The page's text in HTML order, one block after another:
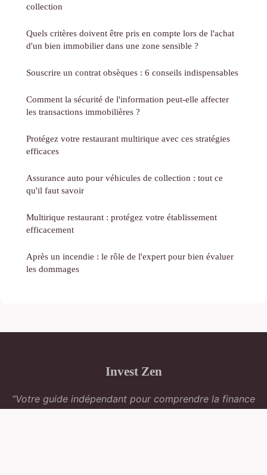
collection
Quels critères doivent être pris en compte lors de l'achat
d'un bien immobilier dans une zone sensible ?
Souscrire un contrat obsèques : 6 conseils indispensables
Comment la sécurité de l'information peut-elle affecter
les transactions immobilières ?
Protégez votre restaurant multirique avec ces stratégies
efficaces
Assurance auto pour véhicules de collection : tout ce
qu'il faut savoir
Multirique restaurant : protégez votre établissement
efficacement
Après un incendie : le rôle de l'expert pour bien évaluer
les dommages
Invest Zen
“Votre guide indépendant pour comprendre la finance